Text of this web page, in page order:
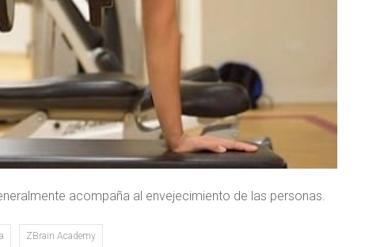
acompaña al envejecimiento de las personas.
ZBrain Academy